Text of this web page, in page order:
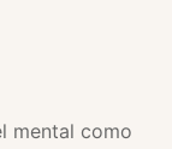
mental como